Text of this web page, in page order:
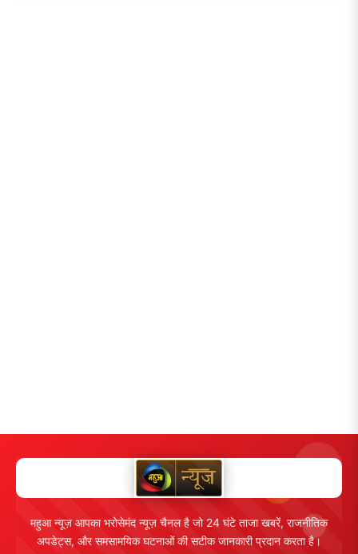
महुआ न्यूज़ आपका भरोसेमंद न्यूज़ चैनल है जो 24 घंटे ताजा खबरें, राजनीतिक
अपडेट्स, और समसामयिक घटनाओं की सटीक जानकारी प्रदान करता है।